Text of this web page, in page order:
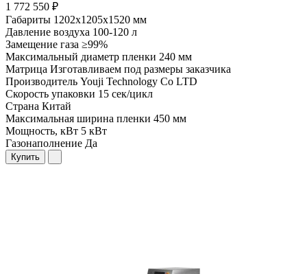
1 772 550 ₽
Габариты 1202х1205х1520 мм
Давление воздуха 100-120 л
Замещение газа ≥99%
Максимальный диаметр пленки 240 мм
Матрица Изготавливаем под размеры заказчика
Производитель Youji Technology Co LTD
Скорость упаковки 15 сек/цикл
Страна Китай
Максимальная ширина пленки 450 мм
Мощность, кВт 5 кВт
Газонаполнение Да
Купить